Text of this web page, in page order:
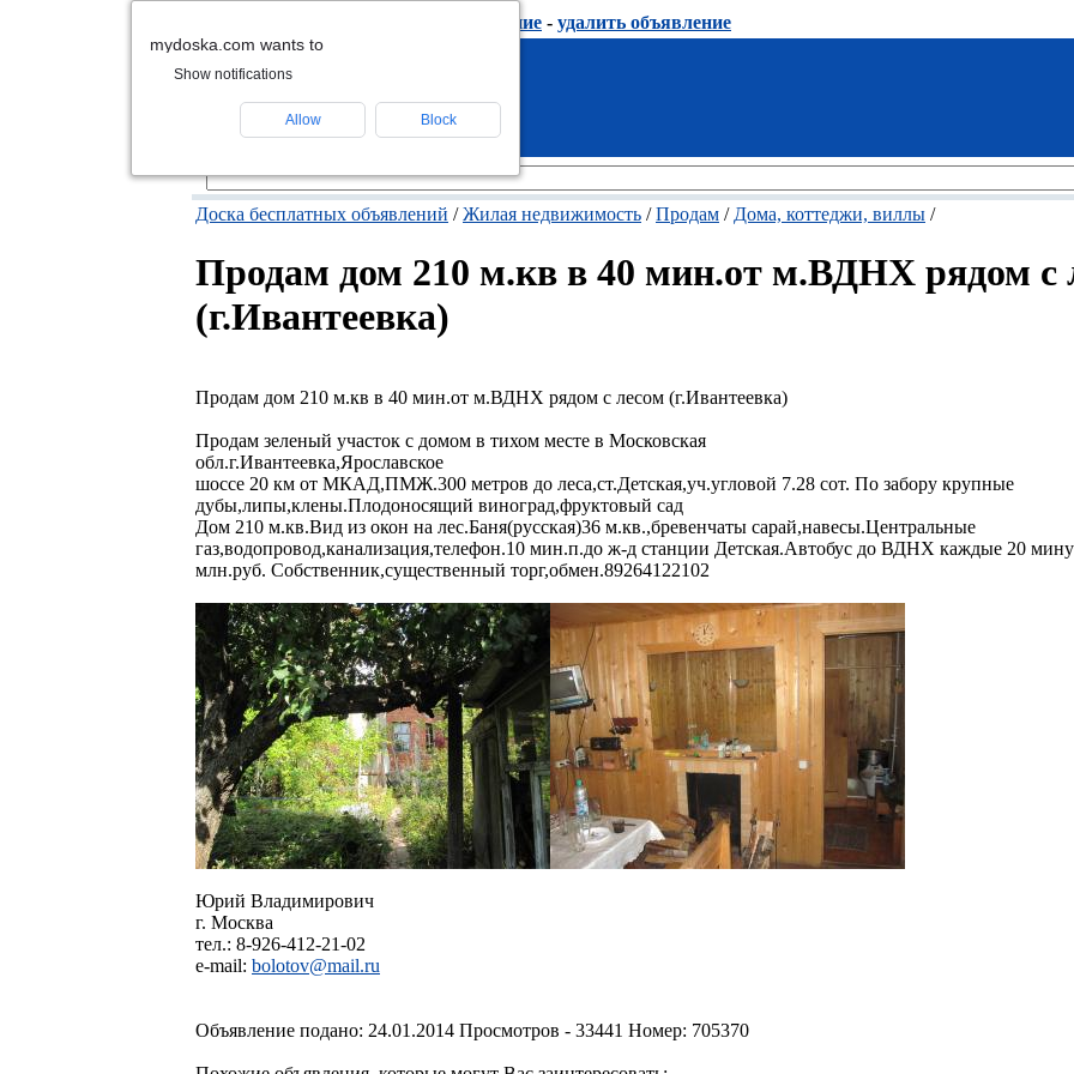
подать объявление - удалить объявление
Доска бесплатных объявлений /Жилая недвижимость /Продам / Дома, коттеджи, виллы /
Продам дом 210 м.кв в 40 мин.от м.ВДНХ рядом с
(г.Ивантеевка)
Продам дом 210 м.кв в 40 мин.от м.ВДНХ рядом с лесом (г.Ивантеевка)
Продам зеленый участок с домом в тихом месте в Московская
обл.г.Ивантеевка,Ярославское
шоссе 20 км от МКАД,ПМЖ.300 метров до леса,ст.Детская,уч.угловой 7.28 сот. По забору крупные
дубы,липы,клены.Плодоносящий виноград,фруктовый сад
Дом 210 м.кв.Вид из окон на лес.Баня(русская)36 м.кв.,бревенчаты сарай,навесы.Центральные
газ,водопровод,канализация,телефон.10 мин.п.до ж-д станции Детская.Автобус до ВДНХ каждые 20
млн.руб. Собственник,существенный торг,обмен.89264122102
Юрий Владимирович
г. Москва
тел.: 8-926-412-21-02
e-mail: bolotov@mail.ru
Объявление подано: 24.01.2014 Просмотров - 33441 Номер: 705370
mydoska.com wants to
Show notifications
Allow Block